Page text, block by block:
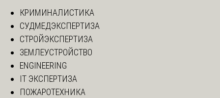
КРИМИНАЛИСТИКА
СУДМЕДЭКСПЕРТИЗА
СТРОЙЭКСПЕРТИЗА
ЗЕМЛЕУСТРОЙСТВО
ENGINEERING
IT ЭКСПЕРТИЗА
ПОЖАРОТЕХНИКА